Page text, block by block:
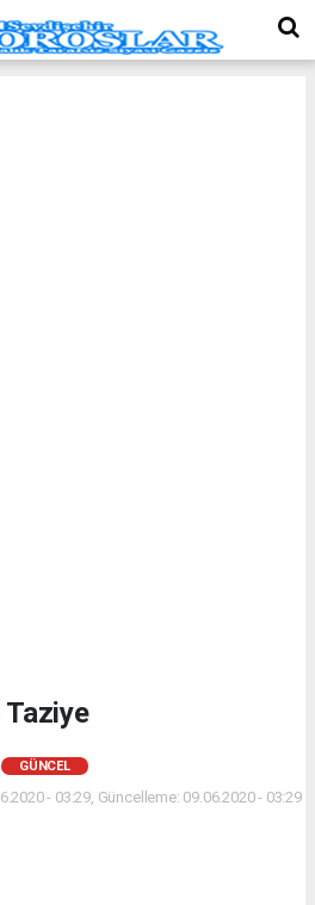
Taziye
GÜNCEL
- 03:29, Güncelleme: 09.06.2020 - 03:29